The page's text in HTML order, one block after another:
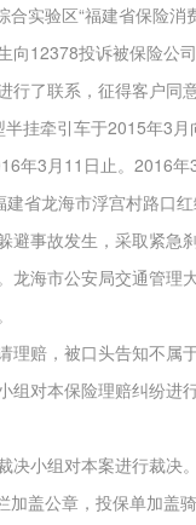
合实验区“福建省保险消
向 12378投诉被保险公
行了联系，征得客户同
半挂牵引车于2015年3 月
年3 月 11 日止。 2016年
建省龙海市浮宫村路口
避事故发生，采取紧急
龙海市公安局交通管理
赔，被口头告知不属
组对本保险理赔纠纷进
小组对本案进行裁决
加盖公章，投保单加盖